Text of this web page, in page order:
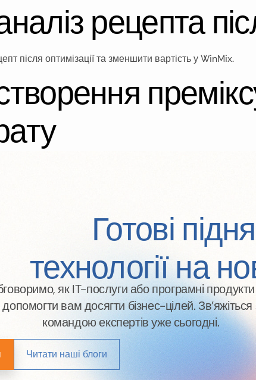
рецепта
після оптимізації та зменшити вартість у WinMix.
з базою даних у MixManager module: create
Готові
технології на
як IT-послуги або програмні
вам досягти бізнес-цілей.
командою експертів уже сьогодні.
Читати наші блоги